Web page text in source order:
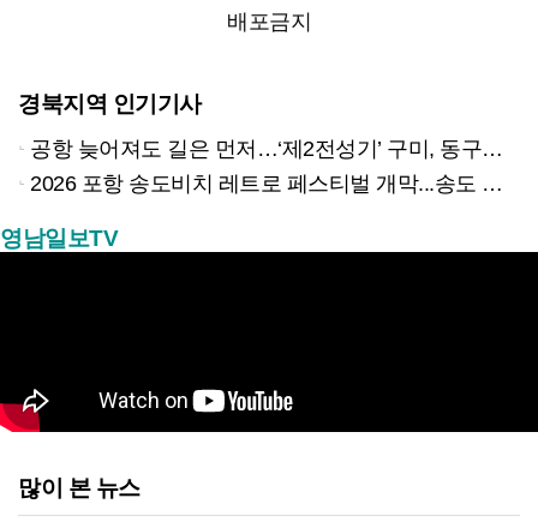
배포금지
경북지역 인기기사
공항 늦어져도 길은 먼저…‘제2전성기’ 구미, 동구미역 더 절실
2026 포항 송도비치 레트로 페스티벌 개막...송도 밤바다 달군 레트로 열기
영남일보TV
많이 본 뉴스